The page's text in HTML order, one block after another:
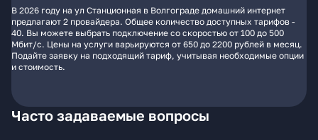
В 2026 году на ул Станционная в Волгограде домашний интернет
предлагают 2 провайдера. Общее количество доступных тарифов -
40. Вы можете выбрать подключение со скоростью от 100 до 500
Мбит/с. Цены на услуги варьируются от 650 до 2200 рублей в месяц.
Подайте заявку на подходящий тариф, учитывая необходимые опции
и стоимость.
Часто задаваемые вопросы